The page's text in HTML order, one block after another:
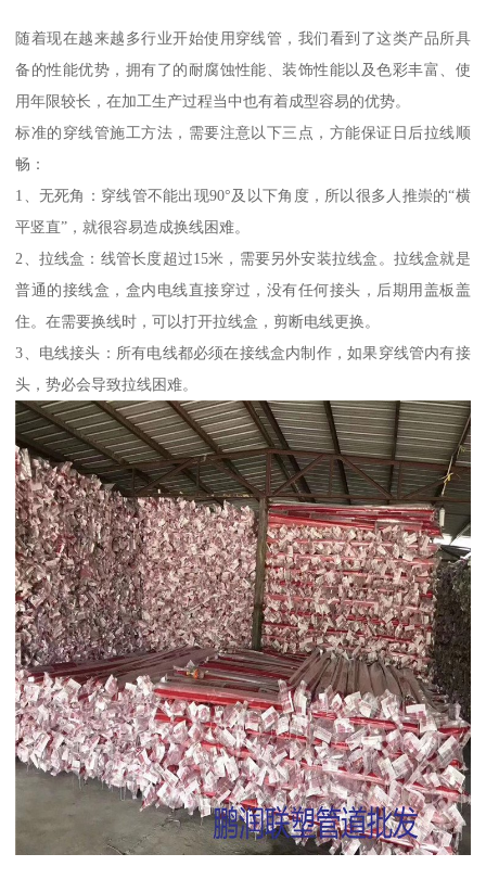
随着现在越来越多行业开始使用穿线管，我们看到了这类产品所具
备的性能优势，拥有了的耐腐蚀性能、装饰性能以及色彩丰富、使
用年限较长，在加工生产过程当中也有着成型容易的优势。
标准的穿线管施工方法，需要注意以下三点，方能保证日后拉线顺
畅：
1、无死角：穿线管不能出现90°及以下角度，所以很多人推崇的“横
平竖直”，就很容易造成换线困难。
2、拉线盒：线管长度超过15米，需要另外安装拉线盒。拉线盒就是
普通的接线盒，盒内电线直接穿过，没有任何接头，后期用盖板盖
住。在需要换线时，可以打开拉线盒，剪断电线更换。
3、电线接头：所有电线都必须在接线盒内制作，如果穿线管内有接
头，势必会导致拉线困难。